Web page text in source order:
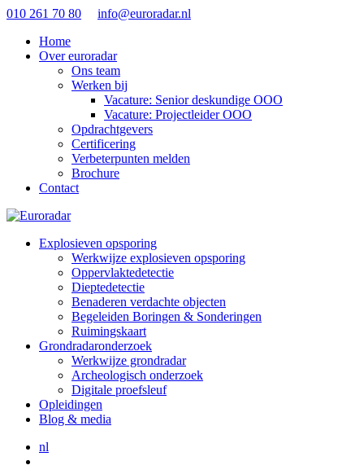
010 261 70 80
info@euroradar.nl
Home
Over euroradar
Ons team
Werken bij
Vacature: Senior deskundige OOO
Vacature: Projectleider OOO
Opdrachtgevers
Certificering
Verbeterpunten melden
Brochure
Contact
Explosieven opsporing
Werkwijze explosieven opsporing
Oppervlaktedetectie
Dieptedetectie
Benaderen verdachte objecten
Begeleiden Boringen & Sonderingen
Ruimingskaart
Grondradaronderzoek
Werkwijze grondradar
Archeologisch onderzoek
Digitale proefsleuf
Opleidingen
Blog & media
nl